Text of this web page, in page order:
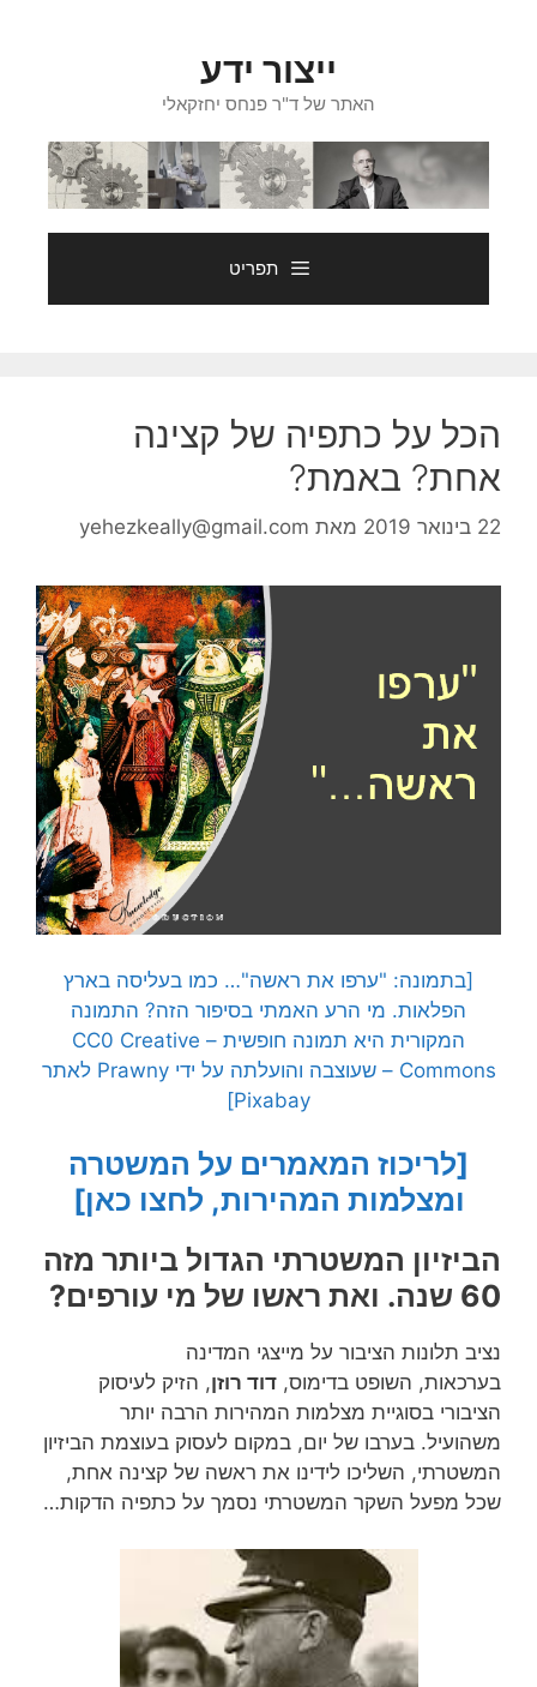
ייצור ידע
האתר של ד"ר פנחס יחזקאלי
תפריט
הכל על כתפיה של קצינה
אחת? באמת?
22 בינואר 2019 מאת yehezkeally@gmail.com
[בתמונה: "ערפו את ראשה"… כמו בעליסה בארץ
הפלאות. מי הרע האמתי בסיפור הזה? התמונה
המקורית היא תמונה חופשית – CC0 Creative
Commons – שעוצבה והועלתה על ידי Prawny לאתר
Pixabay]
[לריכוז המאמרים על המשטרה
ומצלמות המהירות, לחצו כאן]
הביזיון המשטרתי הגדול ביותר מזה
60 שנה. ואת ראשו של מי עורפים?
נציב תלונות הציבור על מייצגי המדינה
בערכאות, השופט בדימוס, דוד רוזן, הזיק לעיסוק
הציבורי בסוגיית מצלמות המהירות הרבה יותר
משהועיל. בערבו של יום, במקום לעסוק בעוצמת הביזיון
המשטרתי, השליכו לידינו את ראשה של קצינה אחת,
שכל מפעל השקר המשטרתי נסמך על כתפיה הדקות…